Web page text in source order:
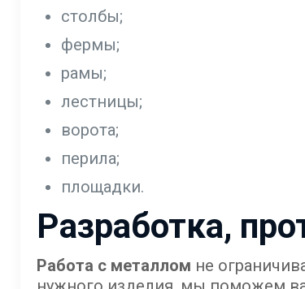
столбы;
фермы;
рамы;
лестницы;
ворота;
перила;
площадки.
Разработка,
Работа с металлом не